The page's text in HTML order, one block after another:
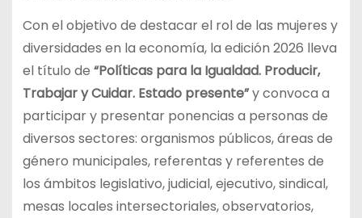
Con el objetivo de destacar el rol de las mujeres y
diversidades en la economía, la edición 2026 lleva
el título de “Políticas para la Igualdad. Producir,
Trabajar y Cuidar. Estado presente”y convoca a
participar y presentar ponencias a personas de
diversos sectores: organismos públicos, áreas de
género municipales, referentas y referentes de
los ámbitos legislativo, judicial, ejecutivo, sindical,
mesas locales intersectoriales, observatorios,